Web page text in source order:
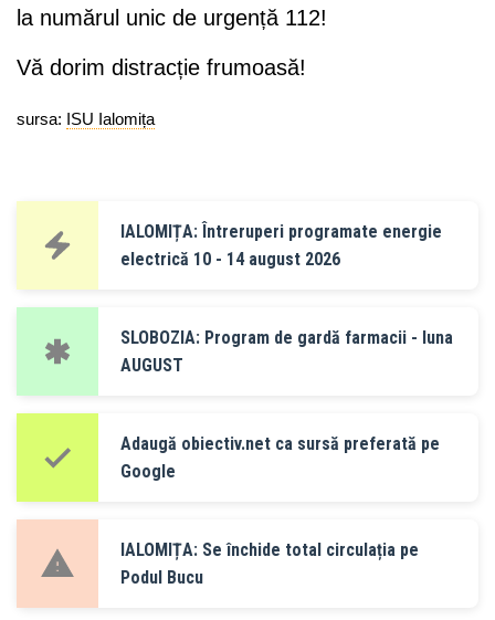
la numărul unic de urgență 112!
Vă dorim distracție frumoasă!
sursa: ISU Ialomița
IALOMIȚA: Întreruperi programate energie
electrică 10 - 14 august 2026
SLOBOZIA: Program de gardă farmacii - luna
AUGUST
Adaugă obiectiv.net ca sursă preferată pe
Google
IALOMIȚA: Se închide total circulația pe
Podul Bucu